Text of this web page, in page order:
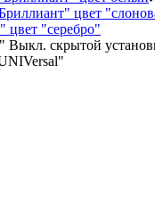
цвет
цвет "серебро"
Выкл. скрытой